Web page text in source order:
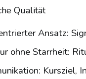
Qualität
Ansatz:
ohne Starrheit:
Kursziel,